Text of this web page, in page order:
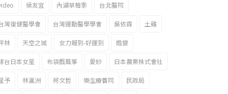
侯友宜 內湖草莓季 台北醫院
灣復健醫學會 台灣運動醫學學會 吳依霖 土雞
林 天空之城 女力報到-好運到 婚變
台日本女星 布袋戲風箏 愛紗 日本農業株式會社
予 林瀛洲 柯文哲 樂生療養院 民政局